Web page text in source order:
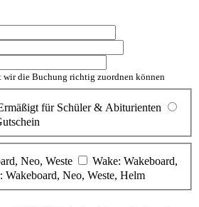
wir die Buchung richtig zuordnen können
für Schüler & Abiturienten
Neo, Weste
Wake: Wakeboard,
Wakeboard, Neo, Weste, Helm